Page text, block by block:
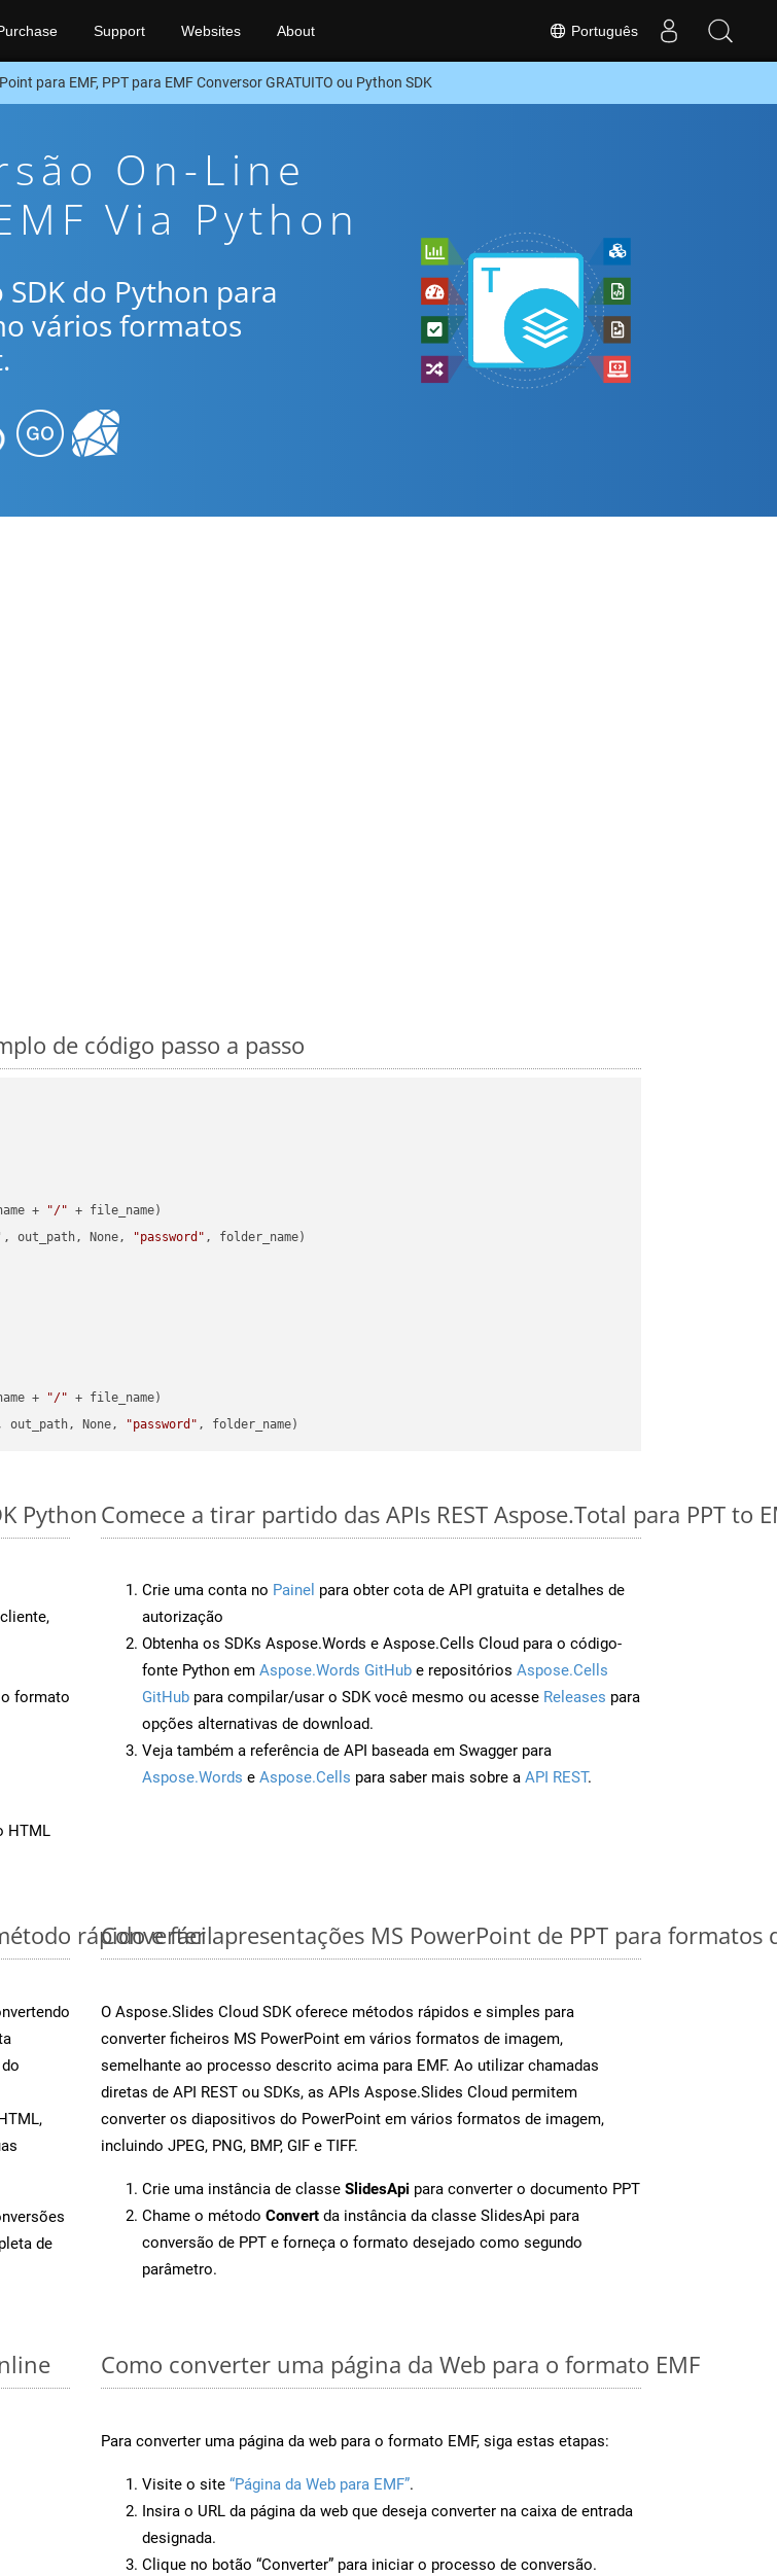
Português
Support Websites About
para EMF, PPT para EMF Conversor GRATUITO ou Python SDK
On-Line
Via Python
do Python para
vários formatos
de código passo a passo
+ "/" + file_name)
out_path, None,
"password" , folder_name)
+ "/" + file_name)
out_path, None,
"password"
Python
formato
HTML
Comece a tirar partido das APIs REST Aspose.Total para PPT to
Crie uma conta no Painel para obter cota de API gratuita e detalhes de
autorização
Obtenha os SDKs Aspose.Words e Aspose.Cells Cloud para o código-
fonte Python em Aspose.Words GitHub e repositórios Aspose.Cells
GitHub para compilar/usar o SDK você mesmo ou acesse Releases para
opções alternativas de download.
Veja também a referência de API baseada em Swagger para
Aspose.Words e Aspose.Cells para saber mais sobre a API REST.
rápido e fácil
de
Converter apresentações MS PowerPoint de PPT para formatos
O Aspose.Slides Cloud SDK oferece métodos rápidos e simples para
converter ficheiros MS PowerPoint em vários formatos de imagem,
semelhante ao processo descrito acima para EMF. Ao utilizar chamadas
diretas de API REST ou SDKs, as APIs Aspose.Slides Cloud permitem
converter os diapositivos do PowerPoint em vários formatos de imagem,
incluindo JPEG, PNG, BMP, GIF e TIFF.
Crie uma instância de classe SlidesApi para converter o documento PPT
Chame o método Convert da instância da classe SlidesApi para
conversão de PPT e forneça o formato desejado como segundo
parâmetro.
Como converter uma página da Web para o formato EMF
Para converter uma página da web para o formato EMF, siga estas etapas:
Visite o site “Página da Web para EMF”.
Insira o URL da página da web que deseja converter na caixa de entrada
designada.
Clique no botão “Converter” para iniciar o processo de conversão.